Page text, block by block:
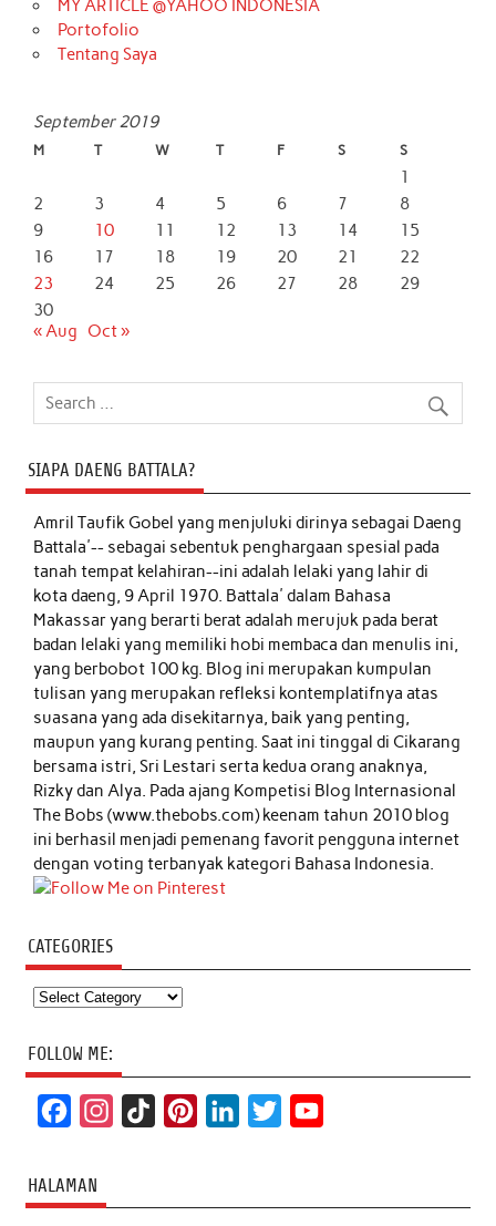
MY ARTICLE @YAHOO INDONESIA
Portofolio
Tentang Saya
September 2019
M T W T F S S
1
2
3 4 5 6 7
8
9
10 11 12 13 14
15
16
17 18 19 20 21
22
23
24 25 26 27 28
29
30
« Aug
Oct »
SIAPA DAENG BATTALA?
Amril Taufik Gobelyang menjuluki dirinya sebagai Daeng
Battala'-- sebagai sebentuk penghargaan spesial pada
tanah tempat kelahiran--ini adalah lelaki yang lahir di
kota daeng, 9 April 1970. Battala' dalam Bahasa
Makassar yang berarti berat adalah merujuk pada berat
badan lelaki yang memiliki hobi membaca dan menulis ini,
yang berbobot 100 kg. Blog ini merupakan kumpulan
tulisan yang merupakan refleksi kontemplatifnya atas
suasana yang ada disekitarnya, baik yang penting,
maupun yang kurang penting. Saat ini tinggal di Cikarang
bersama istri, Sri Lestari serta kedua orang anaknya,
Rizky dan Alya. Pada ajang Kompetisi Blog Internasional
The Bobs (www.thebobs.com) keenam tahun 2010 blog
ini berhasil menjadi pemenang favorit pengguna internet
dengan voting terbanyak kategori Bahasa Indonesia.
CATEGORIES
Categories
FOLLOW ME:
c
e
t
T
t
k
t
T
HALAMAN